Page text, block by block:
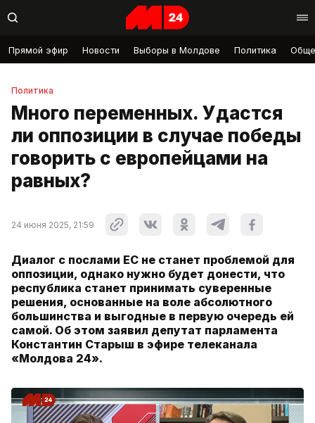
Прямой эфир Новости Выборы в Молдове Политика
Политика
Много переменных. Удастся
ли оппозиции в случае победы
говорить с европейцами на
равных?
24 июня 2025, 21:59
Диалог с послами ЕС не станет проблемой для
оппозиции, однако нужно будет донести, что
республика станет принимать суверенные
решения, основанные на воле абсолютного
большинства и выгодные в первую очередь ей
самой. Об этом заявил депутат парламента
Константин Старыш в эфире телеканала
«Молдова 24».